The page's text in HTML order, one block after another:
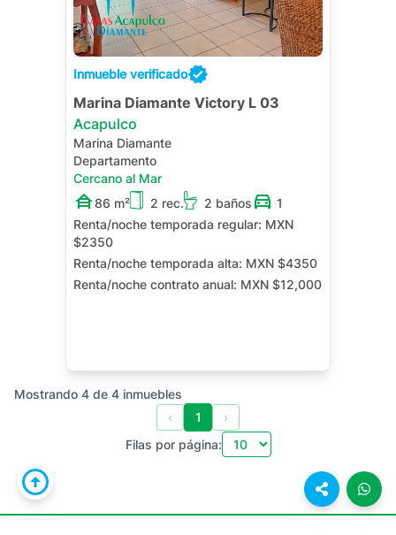
Inmueble verificado
Marina Diamante Victory L 03
Acapulco
Marina Diamante
Departamento
Cercano al Mar
86 m²
2 rec. 2 baños
1
Renta/noche temporada regular: MXN
$2350
Renta/noche temporada alta: MXN $4350
Renta/noche contrato anual: MXN $12,000
Mostrando 4 de 4 inmuebles
‹
1
›
Filas por página: